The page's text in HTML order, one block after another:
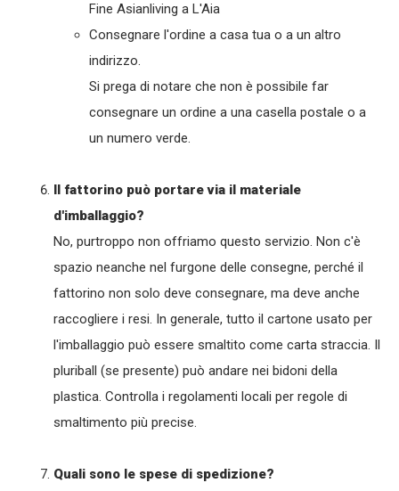
Fine Asianliving a L'Aia
Consegnare l'ordine a casa tua o a un altro
indirizzo.
Si prega di notare che non è possibile far
consegnare un ordine a una casella postale o a
un numero verde.
Il fattorino può portare via il materiale
d'imballaggio?
No, purtroppo non offriamo questo servizio. Non c'è
spazio neanche nel furgone delle consegne, perché il
fattorino non solo deve consegnare, ma deve anche
raccogliere i resi. In generale, tutto il cartone usato per
l'imballaggio può essere smaltito come carta straccia. Il
pluriball (se presente) può andare nei bidoni della
plastica. Controlla i regolamenti locali per regole di
smaltimento più precise.
Quali sono le spese di spedizione?